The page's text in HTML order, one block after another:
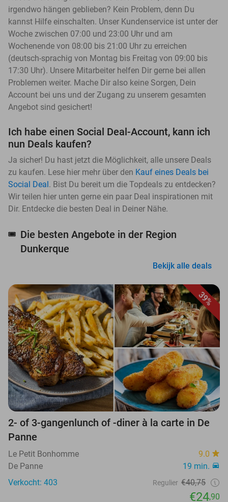
irgendwo hängen geblieben? Kein Problem, denn Du
kannst Hilfe einschalten. Unser Kundenservice ist unter der
Woche zwischen 07:00 und 23:00 Uhr und am
Wochenende von 08:00 bis 21:00 Uhr zu erreichen
(deutsch-sprachig von Montag bis Freitag von 09:00 bis
17:30 Uhr). Unsere Mitarbeiter helfen Dir gerne bei allen
Problemen weiter. Mache Dir also keine Sorgen, Dein
Account bei uns und der Zugang zu unserem gesamten
Angebot sind gesichert!
Ich habe einen Social Deal-Account, kann ich
nun Deals kaufen?
Ja sicher! Du hast jetzt die Möglichkeit, alle unsere Deals
zu kaufen. Lese hier mehr über den Kauf eines Deals bei
Social Deal. Bist Du bereit um die Topdeals zu entdecken?
Wir teilen hier unten gerne ein paar Deal inspirationen mit
Dir. Entdecke die besten Deal in Deiner Nähe.
🎟️ Die besten Angebote in der Region
Dunkerque
Bekijk alle deals
39%
2- of 3-gangenlunch of -diner à la carte in De
Panne
Le Petit Bonhomme
9.0
De Panne
19 min.
Verkocht: 403
Regulier €40,75
€24,90